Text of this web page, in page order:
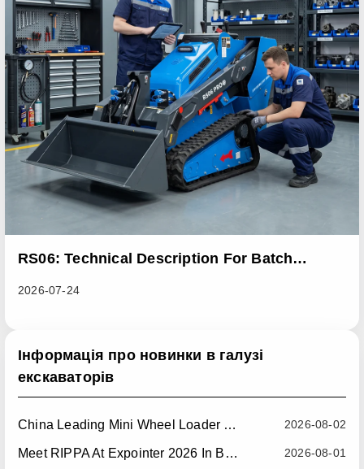
RS06: Technical Description For Batch
2026-07-24
Інформація про новинки в галузі
екскаваторів
2026-08-02
China Leading Mini Wheel Loader Supplier: Reliable Compact Wheel Loaders For Global Markets
2026-08-01
Meet RIPPA At Expointer 2026 In Brazil